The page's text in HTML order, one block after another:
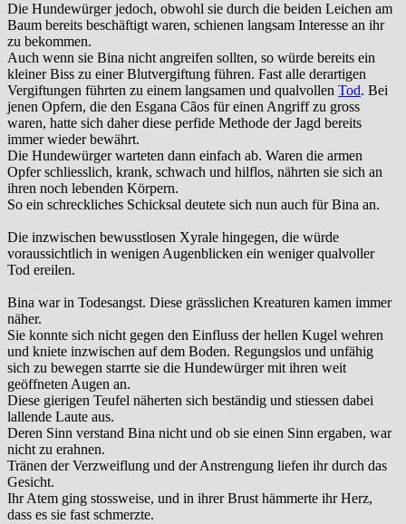
Die Hundewürger jedoch, obwohl sie durch die beiden Leichen am
Baum bereits beschäftigt waren, schienen langsam Interesse an ihr
zu bekommen.
Auch wenn sie Bina nicht angreifen sollten, so würde bereits ein
kleiner Biss zu einer Blutvergiftung führen. Fast alle derartigen
Vergiftungen führten zu einem langsamen und qualvollen Tod. Bei
jenen Opfern, die den Esgana Cãos für einen Angriff zu gross
waren, hatte sich daher diese perfide Methode der Jagd bereits
immer wieder bewährt.
Die Hundewürger warteten dann einfach ab. Waren die armen
Opfer schliesslich, krank, schwach und hilflos, nährten sie sich an
ihren noch lebenden Körpern.
So ein schreckliches Schicksal deutete sich nun auch für Bina an.
Die inzwischen bewusstlosen Xyrale hingegen, die würde
voraussichtlich in wenigen Augenblicken ein weniger qualvoller
Tod ereilen.
Bina war in Todesangst. Diese grässlichen Kreaturen kamen immer
näher.
Sie konnte sich nicht gegen den Einfluss der hellen Kugel wehren
und kniete inzwischen auf dem Boden. Regungslos und unfähig
sich zu bewegen starrte sie die Hundewürger mit ihren weit
geöffneten Augen an.
Diese gierigen Teufel näherten sich beständig und stiessen dabei
lallende Laute aus.
Deren Sinn verstand Bina nicht und ob sie einen Sinn ergaben, war
nicht zu erahnen.
Tränen der Verzweiflung und der Anstrengung liefen ihr durch das
Gesicht.
Ihr Atem ging stossweise, und in ihrer Brust hämmerte ihr Herz,
dass es sie fast schmerzte.